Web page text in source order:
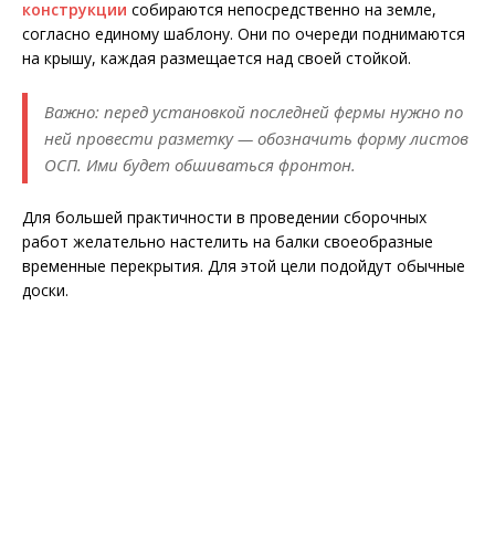
конструкции собираются непосредственно на земле,
согласно единому шаблону. Они по очереди поднимаются
на крышу, каждая размещается над своей стойкой.
Важно: перед установкой последней фермы нужно по
ней провести разметку — обозначить форму листов
ОСП. Ими будет обшиваться фронтон.
Для большей практичности в проведении сборочных
работ желательно настелить на балки своеобразные
временные перекрытия. Для этой цели подойдут обычные
доски.